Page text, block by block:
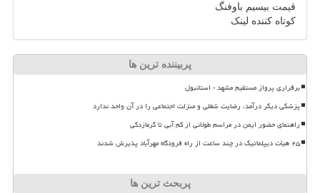
قیمت بیسیم باوفنگ
کوتاه کننده لینک
پربیننده ترین ها
برقراری پرواز مستقیم مشهد - استانبول
پزشکی دیگر درآمد، رضایت شغلی و منزلت اجتماعی را در آن واحد ندارد
راهنمای حضور ایمن در مراسم طولانی از کم آبی تا گرمازدگی
۲۵ هیأت دیپلماتیک در چند ساعت از راه فرودگاه مهرآباد پذیرش شدند
پربحث ترین ها